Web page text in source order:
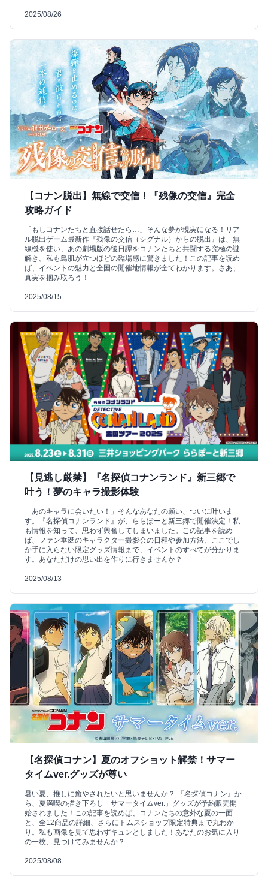
2025/08/26
【コナン脱出】無線で交信！『残像の交信』完全
攻略ガイド
「もしコナンたちと直接話せたら…」そんな夢が現実になる！リア
ル脱出ゲーム最新作『残像の交信（シグナル）からの脱出』は、無
線機を使い、あの劇場版の後日譚をコナンたちと共闘する究極の謎
解き。私も鳥肌が立つほどの臨場感に驚きました！この記事を読め
ば、イベントの魅力と全国の開催地情報が全てわかります。さあ、
真実を掴み取ろう！
2025/08/15
【見逃し厳禁】『名探偵コナンランド』新三郷で
叶う！夢のキャラ撮影体験
「あのキャラに会いたい！」そんなあなたの願い、ついに叶いま
す。『名探偵コナンランド』が、ららぽーと新三郷で開催決定！私
も情報を知って、思わず興奮してしまいました。この記事を読め
ば、ファン垂涎のキャラクター撮影会の日程や参加方法、ここでし
か手に入らない限定グッズ情報まで、イベントのすべてが分かりま
す。あなただけの思い出を作りに行きませんか？
2025/08/13
【名探偵コナン】夏のオフショット解禁！サマー
タイムver.グッズが尊い
暑い夏、推しに癒やされたいと思いませんか？ 『名探偵コナン』か
ら、夏満喫の描き下ろし「サマータイムver.」グッズが予約販売開
始されました！この記事を読めば、コナンたちの意外な夏の一面
と、全12商品の詳細、さらにトムスショップ限定特典まで丸わか
り。私も画像を見て思わずキュンとしました！あなたのお気に入り
の一枚、見つけてみませんか？
2025/08/08